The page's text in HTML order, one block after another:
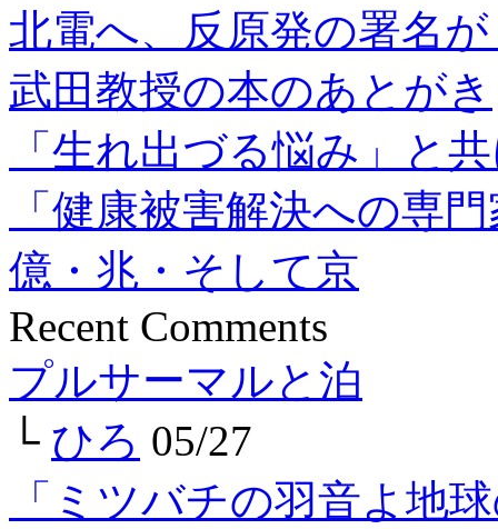
北電へ、反原発の署名
武田教授の本のあとがき
「生れ出づる悩み」と
「健康被害解決への専
億・兆・そして京
Recent Comments
プルサーマルと泊
└ ひろ 05/27
「ミツバチの羽音よ地